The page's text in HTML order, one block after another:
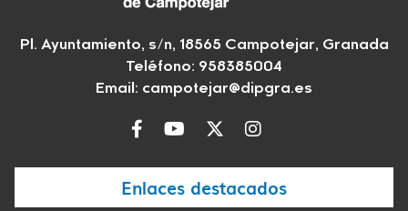
Pl. Ayuntamiento, s/n, 18565 Campotejar, Granada
Teléfono: 958385004
Email: campotejar@dipgra.es
Enlaces destacados